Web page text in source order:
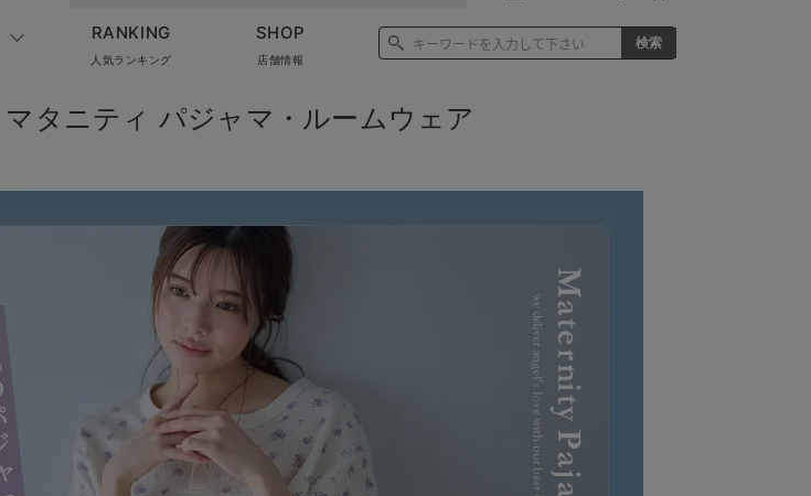
RANKING
人気ランキング
SHOP
店舗情報
マタニティ パジャマ・ルームウェア